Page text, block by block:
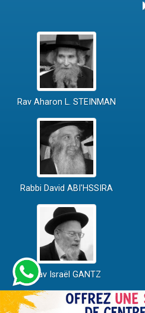
Rav Aharon L. STEINMAN
Rabbi David ABI'HSSIRA
Rav Israël GANTZ